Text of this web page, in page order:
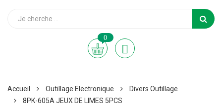
0
Accueil Outillage Electronique
Divers Outillage
8PK-605A JEUX DE LIMES 5PCS